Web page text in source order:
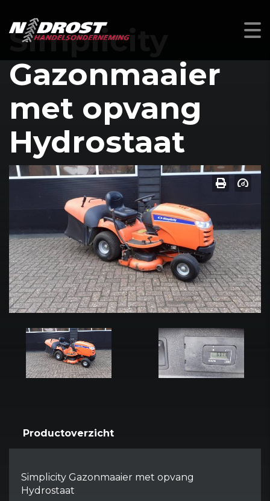
Simplicity
Gazonmaaier
met opvang
Hydrostaat
Productoverzicht
Simplicity Gazonmaaier met opvang
Hydrostaat